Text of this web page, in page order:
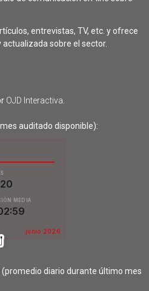
entrevistas, TV, etc. y ofrece
sobre el sector.
OJD Interactiva
auditado disponible):
(promedio diario durante último mes